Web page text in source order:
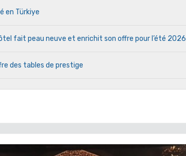
en Türkiye
fait peau neuve et enrichit son offre pour l’été 2026
des tables de prestige